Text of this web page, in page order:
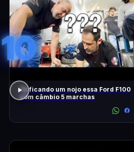
10
Tá ficando um nojo essa Ford F100
com câmbio 5 marchas